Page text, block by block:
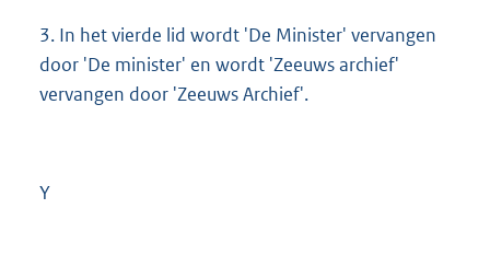
3. In het vierde lid wordt 'De Minister' vervangen
door 'De minister' en wordt 'Zeeuws archief'
vervangen door 'Zeeuws Archief'.
Y